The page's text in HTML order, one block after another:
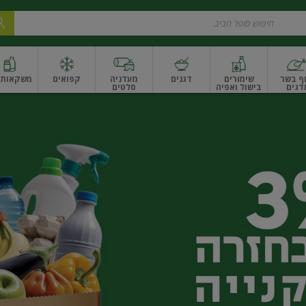
בשר
ודגים
שימורים
בישול ואפיה
דגנים מעדניה
סלטים
ונקניקים
קפואים משקאות
ואגוזיםפירות יבשים ארוזפירות יבשים בתפזורתפיצוחים, אגוזים